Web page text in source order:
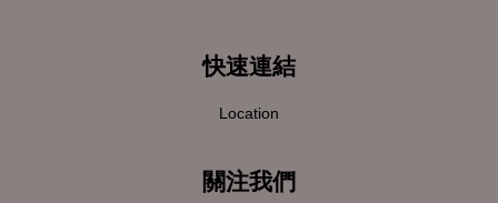
快速連結
Location
關注我們